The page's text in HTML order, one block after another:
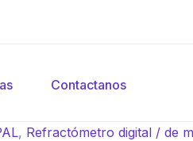
Contactanos
, Refractómetro digital / de